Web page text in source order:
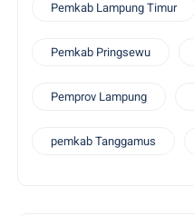
Pemkab Lampung Timur
Pemkab Pringsewu
Pemprov Lampung
pemkab Tanggamus